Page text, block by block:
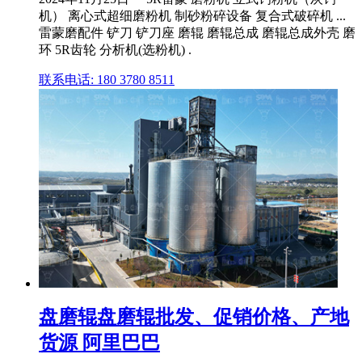
机） 离心式超细磨粉机 制砂粉碎设备 复合式破碎机 ...
雷蒙磨配件 铲刀 铲刀座 磨辊 磨辊总成 磨辊总成外壳 磨
环 5R齿轮 分析机(选粉机) .
联系电话: 180 3780 8511
盘磨辊盘磨辊批发、促销价格、产地
货源 阿里巴巴